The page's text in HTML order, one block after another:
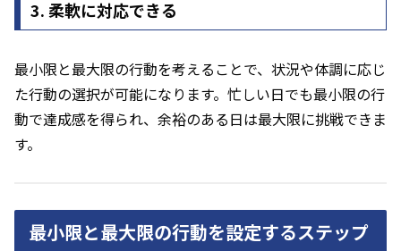
3. 柔軟に対応できる
最小限と最大限の行動を考えることで、状況や体調に応じ
た行動の選択が可能になります。忙しい日でも最小限の行
動で達成感を得られ、余裕のある日は最大限に挑戦できま
す。
最小限と最大限の行動を設定するステップ